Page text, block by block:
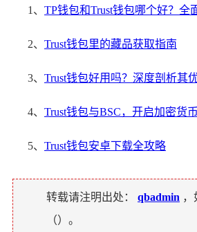
1、 TP钱包和Trust钱包哪个好？全
2、 Trust钱包里的藏品获取指南
3、 Trust钱包好用吗？深度剖析其
4、 Trust钱包与BSC，开启加密货
5、 Trust钱包安卓下载全攻略
转载请注明出处： qbadmin ，
（）。